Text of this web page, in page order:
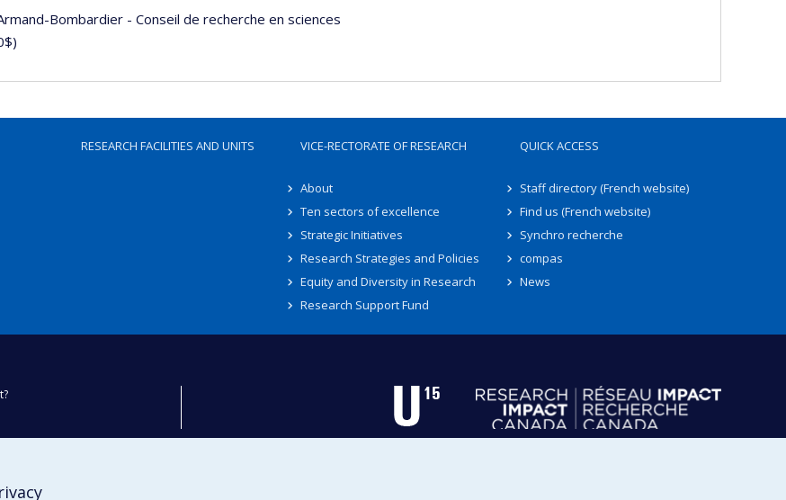
Bombardier - Conseil de recherche en sciences
RESEARCH FACILITIES AND UNITS VICE-RECTORATE OF RESEARCH
About
Ten sectors of excellence
Strategic Initiatives
Research Strategies and Policies
Equity and Diversity in Research
Research Support Fund
QUICK ACCESS
Staff directory (French website)
Find us (French website)
Synchro recherche
compas
News